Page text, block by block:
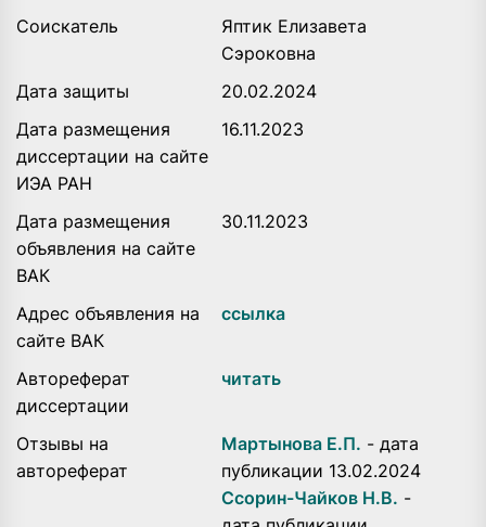
Соискатель
Яптик Елизавета
Сэроковна
Дата защиты
20.02.2024
Дата размещения
диссертации на сайте
ИЭА РАН
16.11.2023
Дата размещения
объявления на сайте
ВАК
30.11.2023
Адрес объявления на
сайте ВАК
ссылка
Автореферат
диссертации
читать
Отзывы на
автореферат
Мартынова Е.П. - дата
публикации 13.02.2024
Ссорин-Чайков Н.В. -